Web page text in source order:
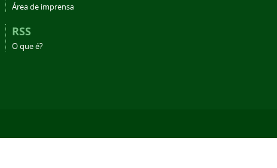
Área de imprensa
RSS
O que é?